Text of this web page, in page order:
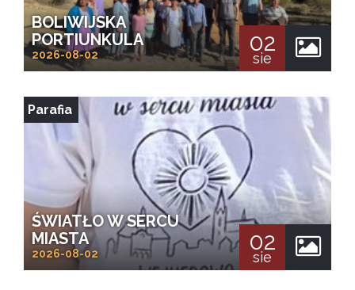
02
sie
BOLIWIJSKA
PORTIUNKULA
2026-08-02
02
sie
ŚWIATŁO W SERCU
MIASTA
2026-08-02
Parafia